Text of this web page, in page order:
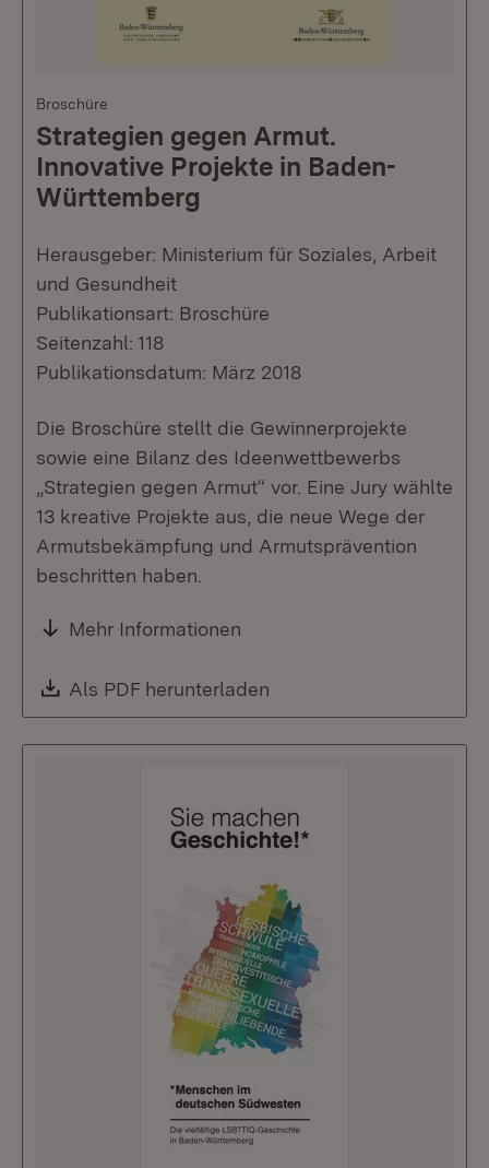
Broschüre
Strategien gegen Armut.
Innovative Projekte in Baden-
Württemberg
Herausgeber: Ministerium für Soziales, Arbeit
und Gesundheit
Publikationsart: Broschüre
Seitenzahl: 118
Publikationsdatum: März 2018
Die Broschüre stellt die Gewinnerprojekte
sowie eine Bilanz des Ideenwettbewerbs
„Strategien gegen Armut“ vor. Eine Jury wählte
13 kreative Projekte aus, die neue Wege der
Armutsbekämpfung und Armutsprävention
beschritten haben.
Mehr Informationen
Download:
Als PDF herunterladen